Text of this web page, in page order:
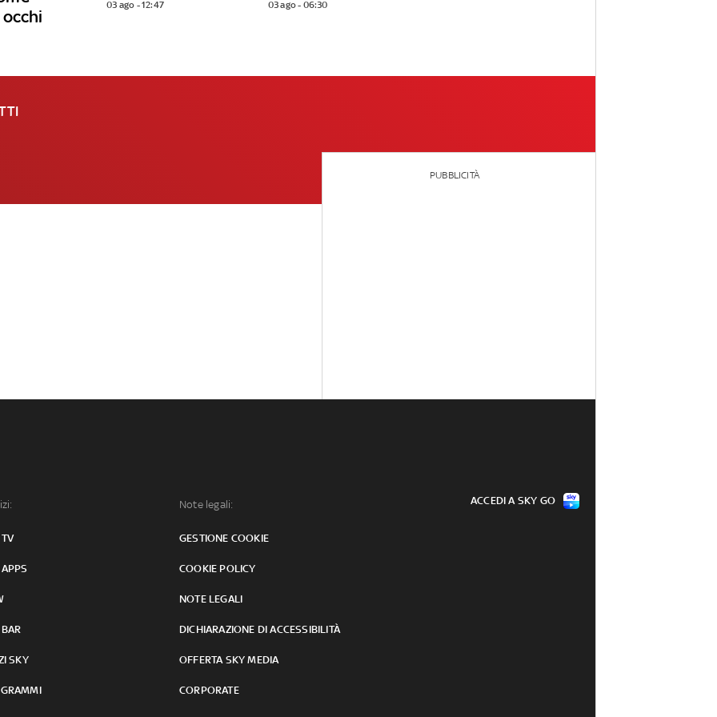
03 ago - 12:47 03 ago - 06:30
PUBBLICITÀ
SKY
Note legali:
GESTIONE COOKIE
COOKIE POLICY
NOTE LEGALI
DICHIARAZIONE DI ACCESSIBILITÀ
OFFERTA SKY MEDIA
CORPORATE
ACCEDI A SKY GO